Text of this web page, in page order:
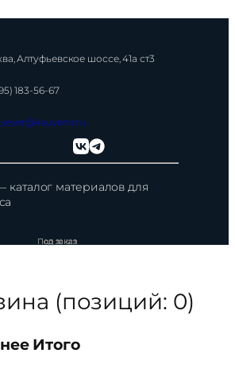
Алтуфьевское шоссе, 41а ст3
183-56-67
каталог материалов для
(позиций: 0)
Итого